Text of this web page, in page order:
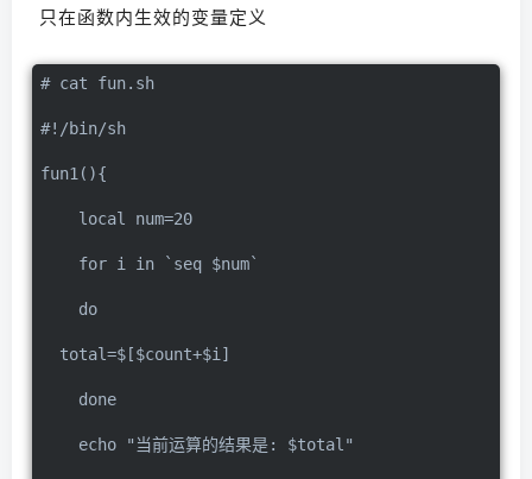
只在函数内生效的变量定义
# cat fun.sh
#!/bin/sh
fun1(){
local num=20
for i in `seq $num`
do
total=$[$count+$i]
done
echo "当前运算的结果是: $total"